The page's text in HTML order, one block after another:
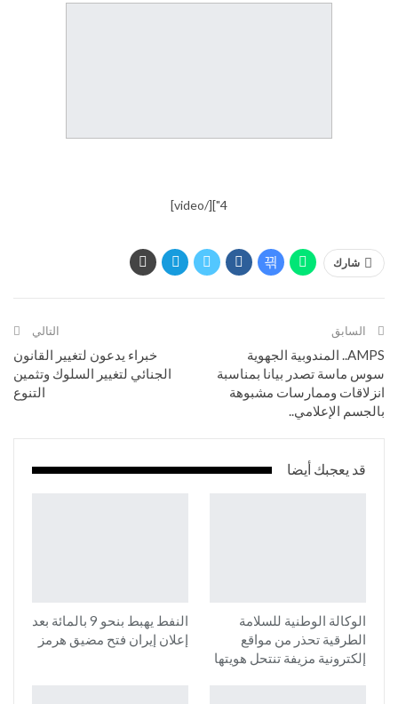
4"][/video]
شارك
السابق
AMPS.. المندوبية الجهوية
سوس ماسة تصدر بيانا بمناسبة
انزلاقات وممارسات مشبوهة
بالجسم الإعلامي..
التالي
خبراء يدعون لتغيير القانون
الجنائي لتغيير السلوك وتثمين
التنوع
قد يعجبك أيضا
الوكالة الوطنية للسلامة
الطرقية تحذر من مواقع
إلكترونية مزيفة تنتحل هويتها
النفط يهبط بنحو 9 بالمائة بعد
إعلان إيران فتح مضيق هرمز